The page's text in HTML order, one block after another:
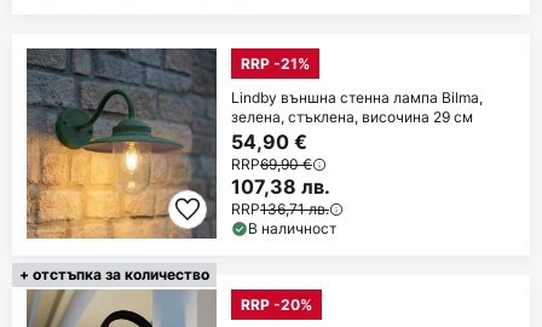
RRP -21%
Lindby външна стенна лампа Bilma,
зелена, стъклена, височина 29 см
54,90 €
RRP69,90 €
107,38 лв.
RRP136,71 лв.
В наличност
+ отстъпка за количество
RRP -20%